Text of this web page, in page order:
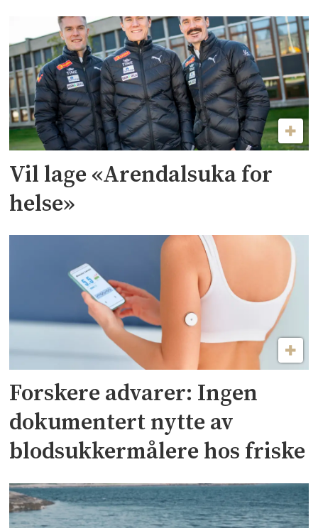
Vil lage «Arendalsuka for
helse»
Forskere advarer: Ingen
dokumentert nytte av
blodsukkermålere hos friske